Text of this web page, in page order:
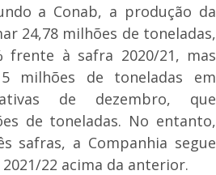
a Conab, a produção da
24,78 milhões de toneladas,
frente à safra 2020/21, mas
milhões de toneladas em
de dezembro, que
de toneladas. No entanto,
safras, a Companhia segue
22 acima da anterior.